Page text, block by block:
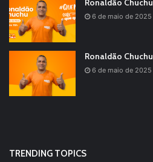
Ronaldão Chuchu
6 de maio de 2025
Ronaldão Chuchu
6 de maio de 2025
TRENDING TOPICS